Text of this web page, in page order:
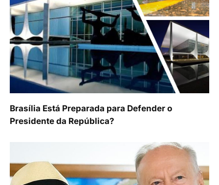
Brasília Está Preparada para Defender o
Presidente da República?